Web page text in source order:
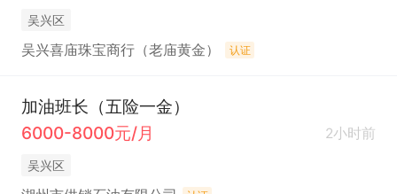
吴兴区
吴兴喜庙珠宝商行（老庙黄金） 认证
加油班长（五险一金）
6000-8000元/月
2小时前
吴兴区